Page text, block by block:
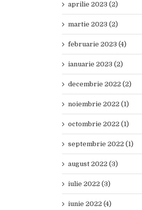
aprilie 2023 (2)
martie 2023 (2)
februarie 2023 (4)
ianuarie 2023 (2)
decembrie 2022 (2)
noiembrie 2022 (1)
octombrie 2022 (1)
septembrie 2022 (1)
august 2022 (3)
iulie 2022 (3)
iunie 2022 (4)